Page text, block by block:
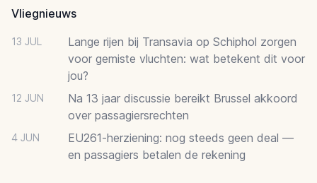
Vliegnieuws
13 JUL
Lange rijen bij Transavia op Schiphol zorgen
voor gemiste vluchten: wat betekent dit voor
jou?
12 JUN
Na 13 jaar discussie bereikt Brussel akkoord
over passagiersrechten
4 JUN
EU261-herziening: nog steeds geen deal —
en passagiers betalen de rekening